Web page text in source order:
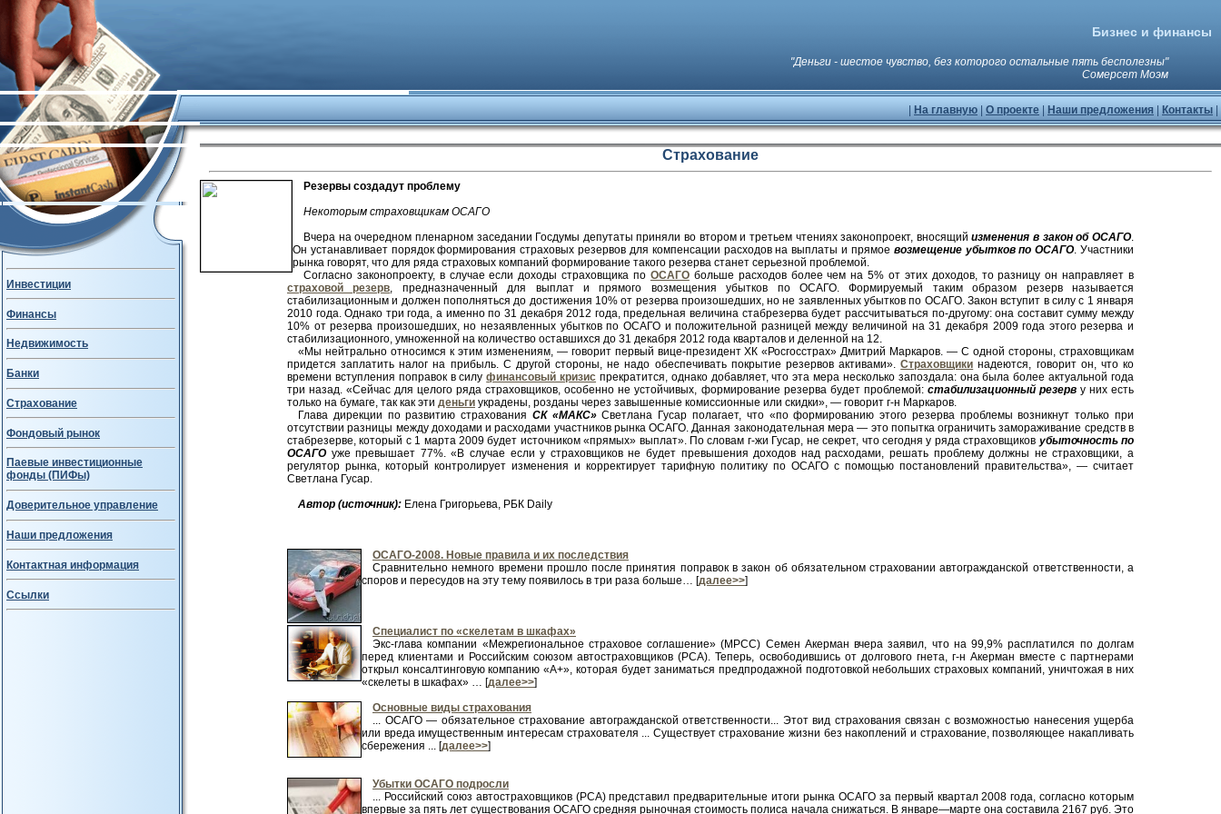
Бизнес и финансы
"Деньги - шестое чувство, без которого остальные пять бесполезны"
Сомерсет Моэм
На главную О проекте Наши предложения Контакты
Инвестиции
Финансы
Недвижимость
Банки
Страхование
Фондовый рынок
Паевые инвестиционные
фонды (ПИФы)
Доверительное управление
Наши предложения
Контактная информация
Ссылки
Страхование
Резервы создадут проблему
Некоторым страховщикам ОСАГО
Вчера на очередном пленарном заседании Госдумы депутаты приняли во втором и третьем чтениях законопроект, вносящийизменения в закон об ОСАГО.
Он устанавливает порядок формирования страховых резервов для компенсации расходов на выплаты и прямое возмещение убытков по ОСАГО. Участники
рынка говорят, что для ряда страховых компаний формирование такого резерва станет серьезной проблемой.
Согласно законопроекту, в случае если доходы страховщика по ОСАГОбольше расходов более чем на 5% от этих доходов, то разницу он направляет в
страховой резерв, предназначенный для выплат и прямого возмещения убытков по ОСАГО. Формируемый таким образом резерв называется
стабилизационным и должен пополняться до достижения 10% от резерва произошедших, но не заявленных убытков по ОСАГО. Закон вступит в силу с 1 января
2010 года. Однако три года, а именно по 31 декабря 2012 года, предельная величина стабрезерва будет рассчитываться по-другому: она составит сумму между
10% от резерва произошедших, но незаявленных убытков по ОСАГО и положительной разницей между величиной на 31 декабря 2009 года этого резерва и
стабилизационного, умноженной на количество оставшихся до 31 декабря 2012 года кварталов и деленной на 12.
«Мы нейтрально относимся к этим изменениям, — говорит первый вице-президент ХК «Росгосстрах» Дмитрий Маркаров. — С одной стороны, страховщикам
придется заплатить налог на прибыль. С другой стороны, не надо обеспечивать покрытие резервов активами».Страховщики надеются, говорит он, что ко
времени вступления поправок в силуфинансовый кризис прекратится, однако добавляет, что эта мера несколько запоздала: она была более актуальной года
три назад. «Сейчас для целого ряда страховщиков, особенно не устойчивых, формирование резерва будет проблемой: стабилизационный резерву них есть
только на бумаге, так как эти деньги украдены, розданы через завышенные комиссионные или скидки», — говорит г-н Маркаров.
Глава дирекции по развитию страхования СК «МАКС»Светлана Гусар полагает, что «по формированию этого резерва проблемы возникнут только при
отсутствии разницы между доходами и расходами участников рынка ОСАГО. Данная законодательная мера — это попытка ограничить замораживание средств в
стабрезерве, который с 1 марта 2009 будет источником «прямых» выплат». По словам г-жи Гусар, не секрет, что сегодня у ряда страховщиков убыточность по
ОСАГОуже превышает 77%. «В случае если у страховщиков не будет превышения доходов над расходами, решать проблему должны не страховщики, а
регулятор рынка, который контролирует изменения и корректирует тарифную политику по ОСАГО с помощью постановлений правительства», — считает
Светлана Гусар.
Автор (источник): Елена Григорьева, РБК Daily
ОСАГО-2008. Новые правила и их последствия
Сравнительно немного времени прошло после принятия поправок в закон об обязательном страховании автогражданской ответственности, а
споров и пересудов на эту тему появилось в три раза больше… [далее>>]
Специалист по «скелетам в шкафах»
Экс-глава компании «Межрегиональное страховое соглашение» (МРСС) Семен Акерман вчера заявил, что на 99,9% расплатился по долгам
перед клиентами и Российским союзом автостраховщиков (РСА). Теперь, освободившись от долгового гнета, г-н Акерман вместе с партнерами
открыл консалтинговую компанию «А+», которая будет заниматься предпродажной подготовкой небольших страховых компаний, уничтожая в них
«скелеты в шкафах» … [далее>>]
Основные виды страхования
... ОСАГО — обязательное страхование автогражданской ответственности... Этот вид страхования связан с возможностью нанесения ущерба
или вреда имущественным интересам страхователя ... Существует страхование жизни без накоплений и страхование, позволяющее накапливать
сбережения ... [далее>>]
Убытки ОСАГО подросли
... Российский союз автостраховщиков (РСА) представил предварительные итоги рынка ОСАГО за первый квартал 2008 года, согласно которым
впервые за пять лет существования ОСАГО средняя рыночная стоимость полиса начала снижаться. В январе—марте она составила 2167 руб. Это